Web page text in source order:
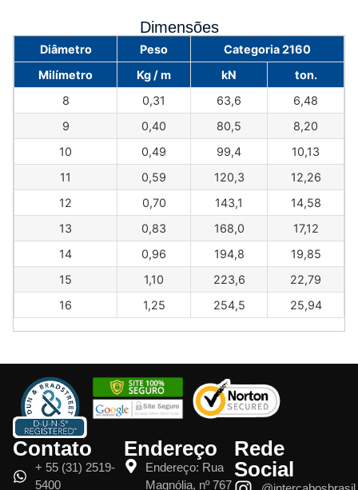
Dimensões
Diâmetro Peso
Categoria 2160
Milímetro
Kg / m kN
ton.
8
0,31 63,6
6,48
9
0,40 80,5
8,20
10
0,49 99,4
10,13
11
0,59 120,3
12,26
12
0,70 143,1
14,58
13
0,83 168,0
17,12
14
0,96 194,8
19,85
15
1,10 223,6
22,79
16
1,25 254,5 25,94
Contato
+ 55 (31) 2519-
5400
Endereço
Endereço: Rua
Magnólia, nº 767
Rede
Social